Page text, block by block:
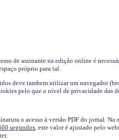
de assinante na edição online é
próprio para tal.
deve tambem utilizar um navegador
pelo que o nível de privacidade das
o acesso à versão PDF do jornal. Na
segundos, este valor é ajustado pelo